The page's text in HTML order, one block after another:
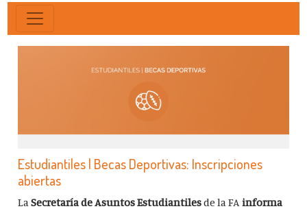
Estudiantiles | Becas Deportivas: Inscripciones
abiertas
LaSecretaría de Asuntos Estudiantilesde la FAinforma